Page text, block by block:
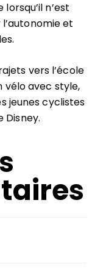
n’est
et
vers l’école
vélo avec style,
jeunes cyclistes
Disney.